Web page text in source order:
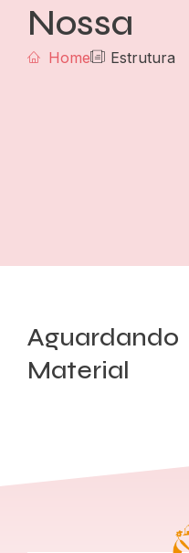
Nossa
Home Estrutura
Aguardando
Material